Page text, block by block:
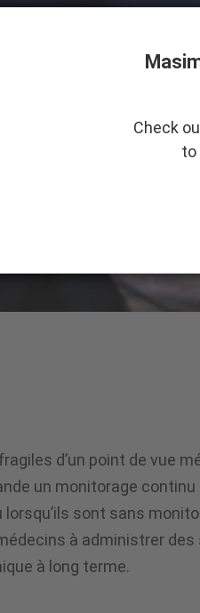
d’un point de vue
un monitorage
sont sans
à administrer
à long terme.
Check
to